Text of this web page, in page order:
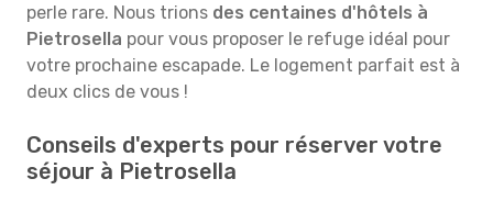
perle rare. Nous trions des centaines d'hôtels à
Pietrosella pour vous proposer le refuge idéal pour
votre prochaine escapade. Le logement parfait est à
deux clics de vous !
Conseils d'experts pour réserver votre
séjour à Pietrosella